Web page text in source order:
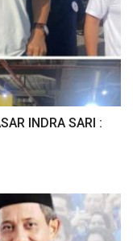
INDRA SARI :